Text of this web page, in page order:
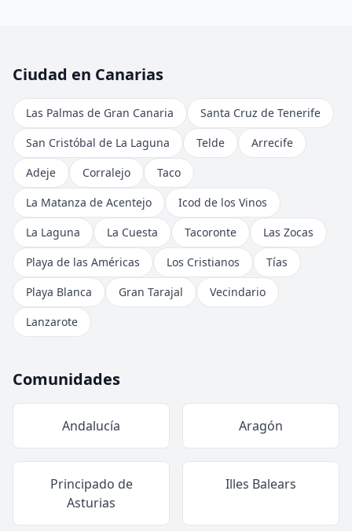
Ciudad en Canarias
Las Palmas de Gran Canaria
Santa Cruz de Tenerife
San Cristóbal de La Laguna
Telde
Arrecife
Adeje
Corralejo
Taco
La Matanza de Acentejo
Icod de los Vinos
La Laguna
La Cuesta Tacoronte
Las Zocas
Playa de las Américas
Los Cristianos
Tías
Playa Blanca
Gran Tarajal
Vecindario
Lanzarote
Comunidades
Andalucía Aragón
Principado de
Asturias
Illes Balears